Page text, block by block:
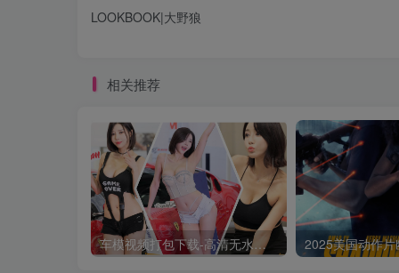
LOOKBOOK|大野狼
相关推荐
车模视频打包下载-高清无水印版